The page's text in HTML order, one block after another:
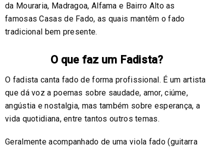
da Mouraria, Madragoa, Alfama e Bairro Alto as
famosas Casas de Fado, as quais mantêm o fado
tradicional bem presente.
O que faz um Fadista?
O fadista canta fado de forma profissional. É um artista
que dá voz a poemas sobre saudade, amor, ciúme,
angústia e nostalgia, mas também sobre esperança, a
vida quotidiana, entre tantos outros temas.
Geralmente acompanhado de uma viola fado (guitarra